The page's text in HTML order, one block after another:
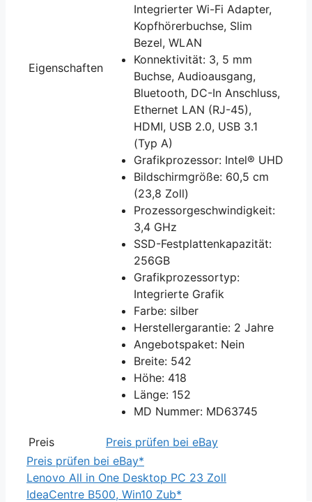
Eigenschaften
Integrierter Wi-Fi Adapter,
Kopfhörerbuchse, Slim
Bezel, WLAN
Konnektivität: 3, 5 mm
Buchse, Audioausgang,
Bluetooth, DC-In Anschluss,
Ethernet LAN (RJ-45),
HDMI, USB 2.0, USB 3.1
(Typ A)
Grafikprozessor: Intel® UHD
Bildschirmgröße: 60,5 cm
(23,8 Zoll)
Prozessorgeschwindigkeit:
3,4 GHz
SSD-Festplattenkapazität:
256GB
Grafikprozessortyp:
Integrierte Grafik
Farbe: silber
Herstellergarantie: 2 Jahre
Angebotspaket: Nein
Breite: 542
Höhe: 418
Länge: 152
MD Nummer: MD63745
Preis
Preis prüfen bei eBay
Preis prüfen bei eBay*
Lenovo All in One Desktop PC 23 Zoll
IdeaCentre B500, Win10 Zub*